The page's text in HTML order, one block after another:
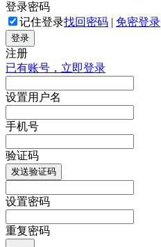
登录密码
记住登录找回密码 | 免密登录
登录
注册
已有账号，立即登录
设置用户名
手机号
验证码
发送验证码
设置密码
重复密码